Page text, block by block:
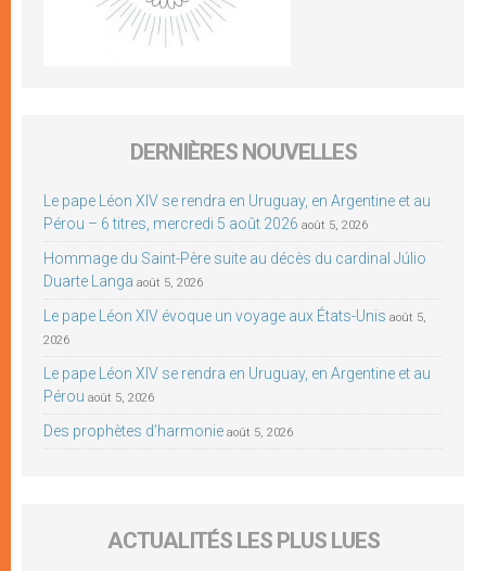
DERNIÈRES NOUVELLES
Le pape Léon XIV se rendra en Uruguay, en Argentine et au
Pérou – 6 titres, mercredi 5 août 2026 août 5, 2026
Hommage du Saint-Père suite au décès du cardinal Júlio
Duarte Langa août 5, 2026
Le pape Léon XIV évoque un voyage aux États-Unis août 5,
2026
Le pape Léon XIV se rendra en Uruguay, en Argentine et au
Pérou août 5, 2026
Des prophètes d’harmonie août 5, 2026
ACTUALITÉS LES PLUS LUES